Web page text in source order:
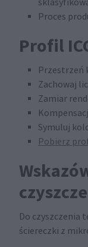
Proces
Profil
Przestrzeń
Zachowaj
Zamiar
Symuluj
Pobierz
Do czyszczenia
ściereczki z